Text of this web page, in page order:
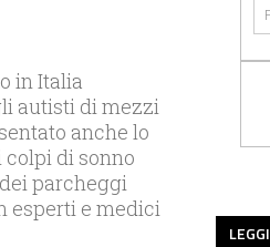
in Italia
autisti di mezzi
anche lo
colpi di sonno
parcheggi
esperti e medici